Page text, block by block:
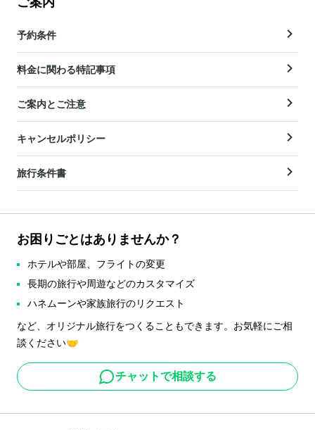
予約条件
料金に関わる特記事項
ご案内とご注意
キャンセルポリシー
旅行条件書
お困りごとはありませんか？
ホテルや部屋、フライトの変更
長期の旅行や周遊などのカスタマイズ
ハネムーンや家族旅行のリクエスト
など、オリジナル旅行をつくることもできます。お気軽にご相
談ください🤝
チャットで相談する